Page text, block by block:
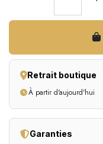
Retrait boutique
À partir d'aujourd'hui
Garanties